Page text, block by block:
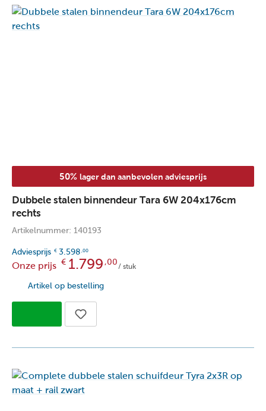
50% lager dan aanbevolen adviesprijs
Dubbele stalen binnendeur Tara 6W 204x176cm
rechts
Artikelnummer: 140193
Adviesprijs € 3.598 ,00
Onze prijs € 1.799 ,00
/ stuk
Artikel op bestelling